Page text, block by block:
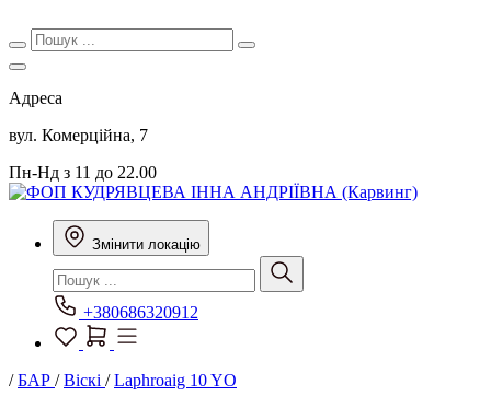
Адреса
вул. Комерційна, 7
Пн-Нд з 11 до 22.00
Змінити локацію
+380686320912
/БАР /Віскі /Laphroaig 10 YO